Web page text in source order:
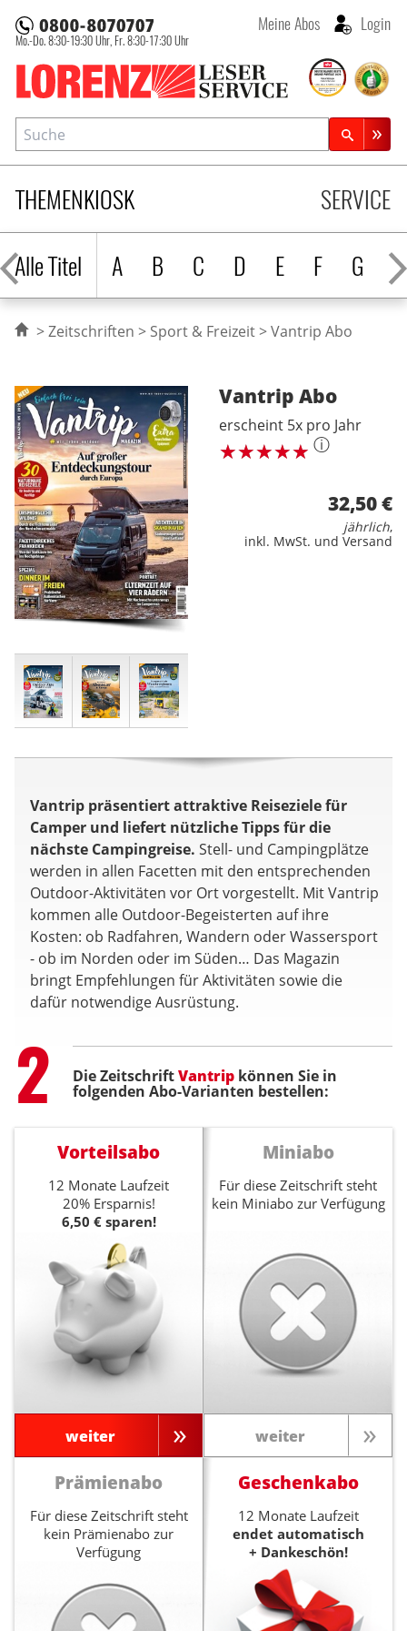
Lorenz Leserservice
Mo.-Do. 8:30-19:30 Uhr, Fr. 8:30-17:30 Uhr
Meine Abos Login
THEMENKIOSK
Alle Titel
A B C D E F G H
SERVICE
Suche
Zeitschriftensuche
Zeitschriften Sport & Freizeit Vantrip Abo
Vantrip Abo
erscheint 5x pro Jahr
ⓘ
32,50 €
jährlich,
inkl. MwSt. und Versand
Vantrip präsentiert attraktive Reiseziele für
Camper und liefert nützliche Tipps für die
nächste Campingreise. Stell- und Campingplätze
werden in allen Facetten mit den entsprechenden
Outdoor-Aktivitäten vor Ort vorgestellt. Mit Vantrip
kommen alle Outdoor-Begeisterten auf ihre
Kosten: ob Radfahren, Wandern oder Wassersport
- ob im Norden oder im Süden… Das Magazin
bringt Empfehlungen für Aktivitäten sowie die
dafür notwendige Ausrüstung.
Step
2 Die ZeitschriftVantrip können Sie in
folgenden Abo-Varianten bestellen:
Vorteilsabo
12 Monate Laufzeit
20% Ersparnis!
6,50 € sparen!
weiter
Miniabo
Für diese Zeitschrift steht
kein Miniabo zur Verfügung
weiter
Prämienabo
Für diese Zeitschrift steht
kein Prämienabo zur
Verfügung
Geschenkabo
12 Monate Laufzeit
endet automatisch
+ Dankeschön!